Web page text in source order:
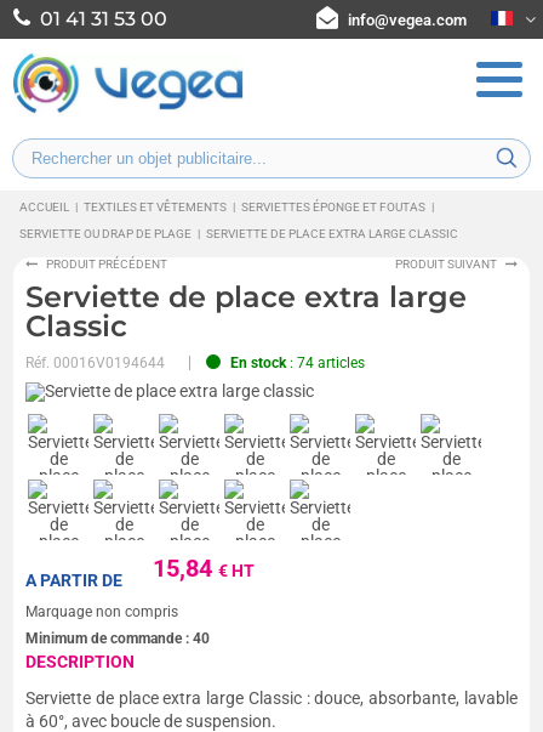
01 41 31 53 00 info@vegea.com
ACCUEIL | TEXTILES ET VÊTEMENTS | SERVIETTES ÉPONGE ET FOUTAS |
SERVIETTE OU DRAP DE PLAGE | SERVIETTE DE PLACE EXTRA LARGE CLASSIC
PRODUIT PRÉCÉDENT PRODUIT SUIVANT
Serviette de place extra large
Classic
Réf.00016V0194644 En stock: 74 articles
15,84€ HT
A PARTIR DE
Marquage non compris
Minimum de commande :40
DESCRIPTION
Serviette de place extra large Classic : douce, absorbante, lavable
à 60°, avec boucle de suspension.